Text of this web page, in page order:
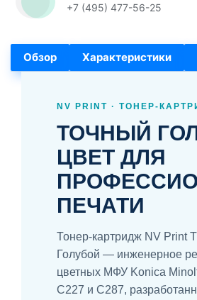
+7 (495) 477-56-25
Обзор Характеристики
NV PRINT · ТОНЕР-
ТОЧНЫЙ
ЦВЕТ ДЛЯ
ПЕЧАТИ
Тонер-картридж NV Print
Голубой — инженерное
цветных МФУ Konica
C227 и C287,